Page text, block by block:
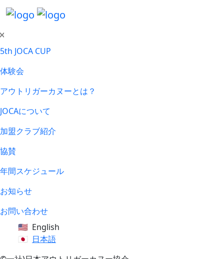
5th JOCA CUP
体験会
アウトリガーカヌーとは？
JOCAについて
加盟クラブ紹介
協賛
年間スケジュール
お知らせ
お問い合わせ
English
日本語